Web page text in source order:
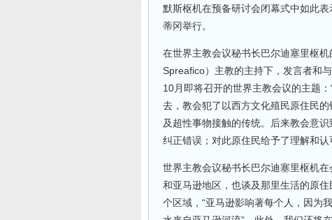
默斯枢机在预备研讨会闭幕式中如此
蒂冈举行。
在世界主教会议秘书长巴尔迪塞里枢
Spreafico）主教的主持下，发言者和
10月即将召开的世界主教会议的主题
去，教会犯了以西方文化殖民原住民
及超性事物接触的传统。后来教会意
纠正错误；对此原住民给予了理解和认
世界主教会议秘书长巴尔迪塞里枢机
和亚马逊地区，也谈及那里生活的原
个区域，“亚马逊影响著每个人，因为